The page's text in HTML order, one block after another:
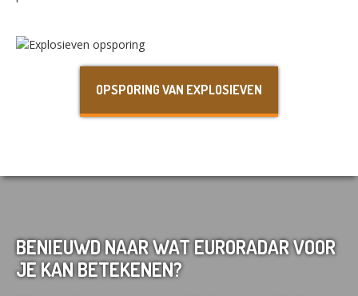
OPSPORING VAN EXPLOSIEVEN
BENIEUWD NAAR WAT EURORADAR VOOR
JE KAN BETEKENEN?
Nederlands